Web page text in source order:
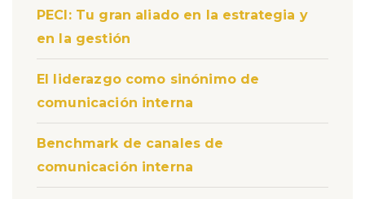
PECI: Tu gran aliado en la estrategia y
en la gestión
El liderazgo como sinónimo de
comunicación interna
Benchmark de canales de
comunicación interna